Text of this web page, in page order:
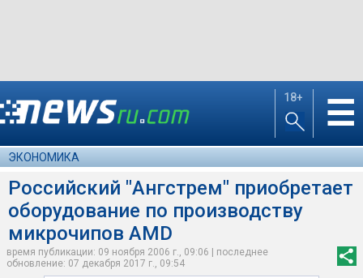
18+ ☰
ЭКОНОМИКА
Российский "Ангстрем" приобретает
оборудование по производству
микрочипов AMD
время публикации: 09 ноября 2006 г., 09:06 | последнее
обновление: 07 декабря 2017 г., 09:54